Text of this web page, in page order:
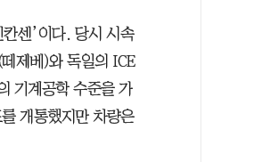
센’이다. 당시 시속
제베)와 독일의 ICE
기계공학 수준을 가
개통했지만 차량은